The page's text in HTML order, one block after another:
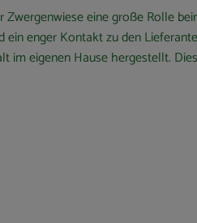
eine große Rolle
enger Kontakt zu den
eigenen Hause hergestellt.